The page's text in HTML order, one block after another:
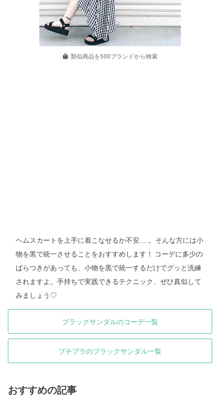
類似商品を500ブランドから検索
ヘムスカートを上手に着こなせるか不安……。そんな方には小
物を黒で統一させることをおすすめします！ コーデに多少の
ばらつきがあっても、小物を黒で統一するだけでグッと洗練
されますよ。手持ちで実践できるテクニック、ぜひ真似して
みましょう♡
ブラックサンダルのコーデ一覧
プチプラのブラックサンダル一覧
おすすめの記事